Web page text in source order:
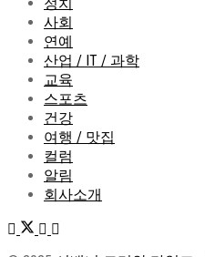
정치
사회
연예
산업 / IT / 과학
교육
스포츠
건강
여행 / 맛집
컬럼
알림
회사소개